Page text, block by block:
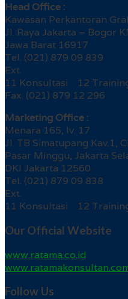
Head Office :
Kawasan Perkantoran
Jl. Raya Jakarta – Bogor
Jawa Barat 16917
Tel. (021) 879 09 839
Ext.
11 Konsultasi 12
Fax. (021) 879 12 296
Marketing Office :
Menara 165, lv. 17
Jl. TB Simatupang Kav.1,
Pasar Minggu, Jakarta
DKI Jakarta 12560
Tel. (021) 879 09 838
Ext.
11 Konsultasi 12
Our Official Website
www.ratama.co.id
Follow Us